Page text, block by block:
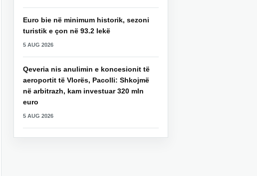
Euro bie në minimum historik, sezoni
turistik e çon në 93.2 lekë
5 AUG 2026
Qeveria nis anulimin e koncesionit të
aeroportit të Vlorës, Pacolli: Shkojmë
në arbitrazh, kam investuar 320 mln
euro
5 AUG 2026